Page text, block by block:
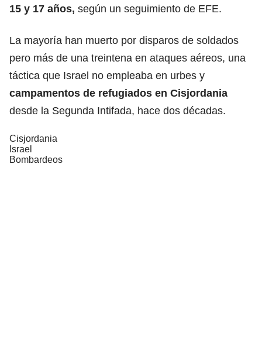
15 y 17 años, según un seguimiento de EFE.
La mayoría han muerto por disparos de soldados
pero más de una treintena en ataques aéreos, una
táctica que Israel no empleaba en urbes y
campamentos de refugiados en Cisjordania
desde la Segunda Intifada, hace dos décadas.
Cisjordania
Israel
Bombardeos